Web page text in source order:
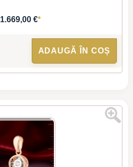
1.669,00 €*
ADAUGĂ ÎN COȘ